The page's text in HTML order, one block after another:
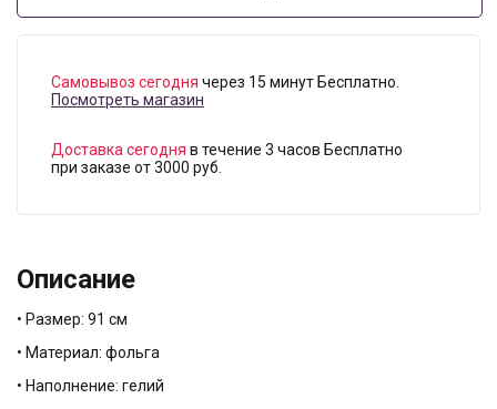
Самовывоз сегодня через 15 минут Бесплатно.
Посмотреть магазин
Доставка сегодня в течение 3 часов Бесплатно
при заказе от 3000 руб.
Описание
• Размер: 91 см
• Материал: фольга
• Наполнение: гелий